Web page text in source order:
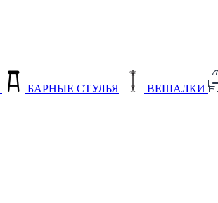
БАРНЫЕ СТУЛЬЯ ВЕШАЛКИ